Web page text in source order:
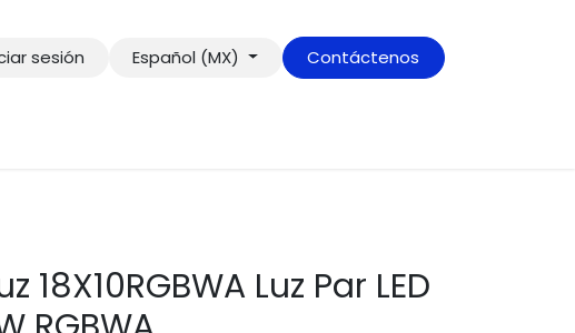
sesión Español (MX) Contáctenos
18X10RGBWA Luz Par LED